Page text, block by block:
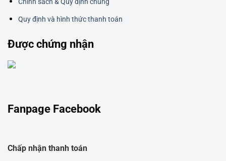
Quy định và hình thức thanh toán
Được chứng nhận
Fanpage Facebook
Chấp nhận thanh toán